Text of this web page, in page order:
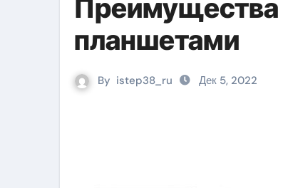
Преимущества
планшетами
By istep38_ru Дек 5, 2022